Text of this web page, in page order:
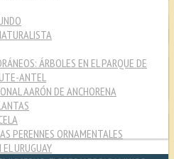
ÁRBOLES EN EL PARQUE DE
UTE-ANTEL
AARÓN DE ANCHORENA
PERENNES ORNAMENTALES
URUGUAY